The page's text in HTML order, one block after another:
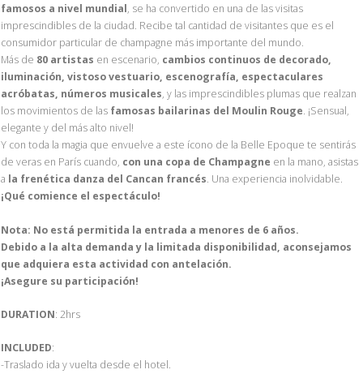
famosos a nivel mundial, se ha convertido en una de las visitas
imprescindibles de la ciudad. Recibe tal cantidad de visitantes que es el
consumidor particular de champagne más importante del mundo.
Más de 80 artistas en escenario, cambios continuos de decorado,
iluminación, vistoso vestuario, escenografía, espectaculares
acróbatas, números musicales, y las imprescindibles plumas que realzan
los movimientos de las famosas bailarinas del Moulin Rouge. ¡Sensual,
elegante y del más alto nivel!
Y con toda la magia que envuelve a este ícono de la Belle Epoque te sentirás
de veras en París cuando, con una copa de Champagne en la mano, asistas
a la frenética danza del Cancan francés. Una experiencia inolvidable.
¡Qué comience el espectáculo!
Nota: No está permitida la entrada a menores de 6 años.
Debido a la alta demanda y la limitada disponibilidad, aconsejamos
que adquiera esta actividad con antelación.
¡Asegure su participación!
DURATION: 2hrs
INCLUDED:
-Traslado ida y vuelta desde el hotel.